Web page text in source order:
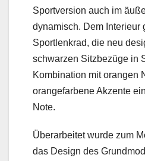
Sportversion auch im
dynamisch. Dem Interieur
Sportlenkrad, die neu
schwarzen Sitzbezüge in
Kombination mit orangen
orangefarbene Akzente
Note.
Überarbeitet wurde zum
das Design des